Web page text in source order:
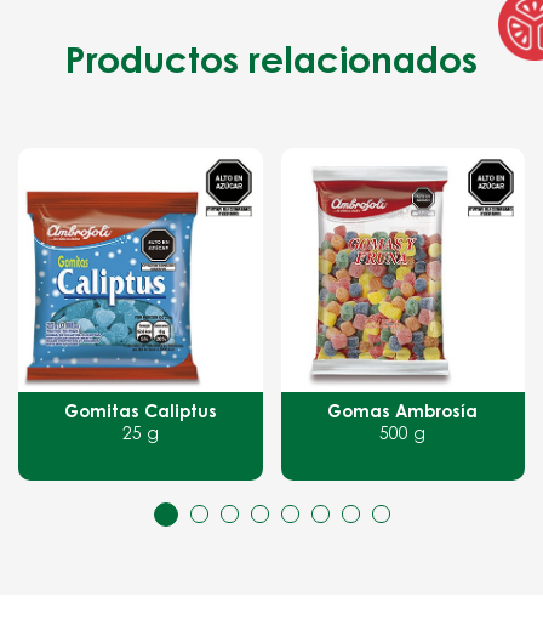
Productos relacionados
Gomitas Caliptus
25 g
Gomas Ambrosía
500 g